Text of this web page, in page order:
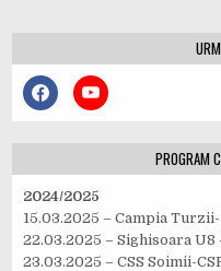
PROGRAM
2024/2025
15.03.2025 – Campia
22.03.2025 – Sighisoara U8
23.03.2025 – CSS Soimii-